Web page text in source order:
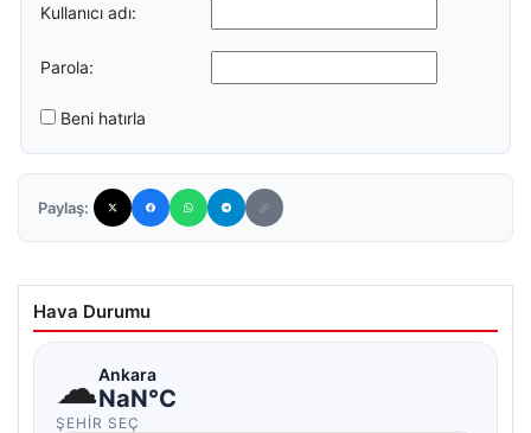
Kullanıcı adı:
Parola:
Beni hatırla
Paylaş:
Hava Durumu
☁Ankara
NaN°C
ŞEHIR SEÇ